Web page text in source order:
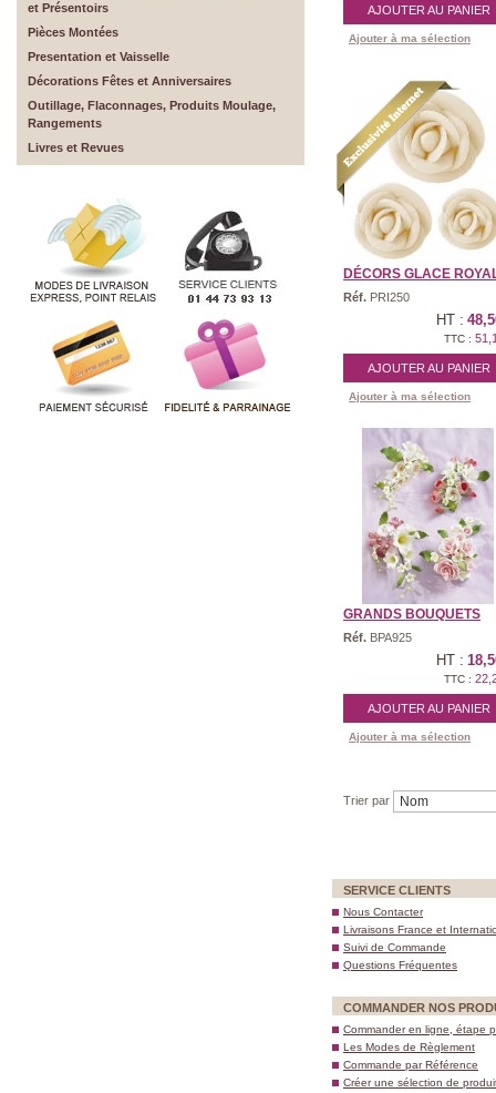
et Présentoirs
Pièces Montées
Presentation et Vaisselle
Décorations Fêtes et Anniversaires
Outillage, Flaconnages, Produits Moulage,
Rangements
Livres et Revues
AJOUTER AU PANIER
Ajouter à ma sélection
DÉCORS GLACE
Réf. PRI250
HT :
TTC :
AJOUTER AU PANIER
Ajouter à ma sélection
GRANDS BOUQUETS
Réf. BPA925
HT :
TTC :
AJOUTER AU PANIER
Ajouter à ma sélection
Trier par
SERVICE CLIENTS
Nous Contacter
Livraisons France et
Suivi de Commande
Questions Fréquentes
COMMANDER NOS
Commander en ligne, étape
Les Modes de Règlement
Commande par Référence
Créer une sélection de